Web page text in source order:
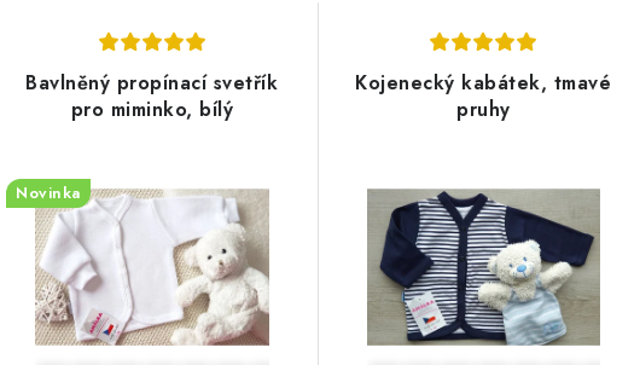
Bavlněný propínací svetřík
pro miminko, bílý
Novinka
Kojenecký kabátek, tmavé
pruhy